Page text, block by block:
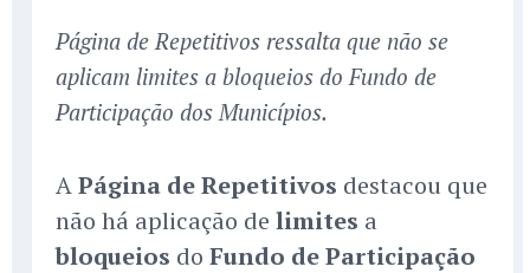
Página de Repetitivos ressalta que não se
aplicam limites a bloqueios do Fundo de
Participação dos Municípios.
APágina de Repetitivos destacou que
não há aplicação de limites a
bloqueios do Fundo de Participação